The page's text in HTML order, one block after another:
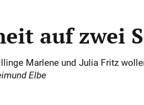
auf zwei
Marlene und Julia Fritz
Elbe